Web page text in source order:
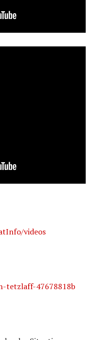
videos
tetzlaff-47678818b